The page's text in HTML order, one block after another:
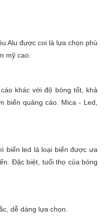
Alu được coi là lựa chọn phù
mỹ cao.
khác với độ bóng tốt, khả
biển quảng cáo. Mica - Led,
biển led là loại biển được ưa
Đặc biệt, tuổi thọ của bóng
dễ dàng lựa chọn.